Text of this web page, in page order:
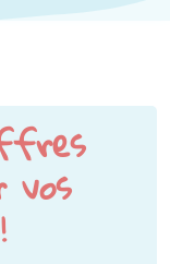
vos